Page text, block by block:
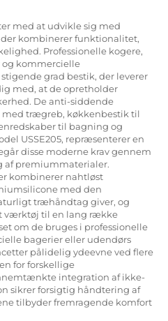
med at udvikle sig med
kombinerer funktionalitet,
Professionelle kogere,
kommercielle
grad bestik, der leverer
med, at de opretholder
De anti-siddende
trægreb, køkkenbestik til
til bagning og
USSE205, repræsenterer en
disse moderne krav gennem
premiummaterialer.
kombinerer nahtløst
med den
træhåndtag giver, og
værktøj til en lang række
om de bruges i professionelle
bagerier eller udendørs
pålidelig ydeevne ved flere
for forskellige
integration af ikke-
sikrer forsigtig håndtering af
tilbyder fremragende komfort